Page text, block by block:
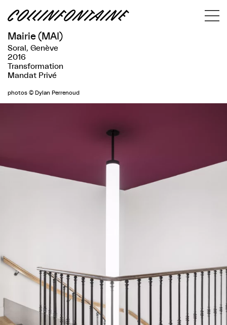
Mairie (MAI)
Soral, Genève
2016
Transformation
Mandat Privé
photos © Dylan Perrenoud